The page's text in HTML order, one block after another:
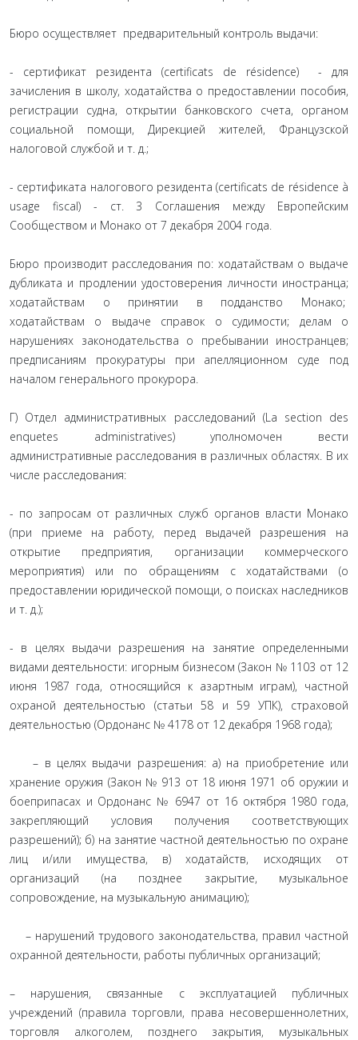
Бюро осуществляет предварительный контроль выдачи:
- сертификат резидента (certificats de résidence) - для
зачисления в школу, ходатайства о предоставлении пособия,
регистрации судна, открытии банковского счета, органом
социальной помощи, Дирекцией жителей, Французской
налоговой службой и т. д.;
- сертификата налогового резидента (certificats de résidence à
usage fiscal) - ст. 3 Соглашения между Европейским
Сообществом и Монако от 7 декабря 2004 года.
Бюро производит расследования по: ходатайствам о выдаче
дубликата и продлении удостоверения личности иностранца;
ходатайствам о принятии в подданство Монако;
ходатайствам о выдаче справок о судимости; делам о
нарушениях законодательства о пребывании иностранцев;
предписаниям прокуратуры при апелляционном суде под
началом генерального прокурора.
Г) Отдел административных расследований (La section des
enquetes administratives) уполномочен вести
административные расследования в различных областях. В их
числе расследования:
- по запросам от различных служб органов власти Монако
(при приеме на работу, перед выдачей разрешения на
открытие предприятия, организации коммерческого
мероприятия) или по обращениям с ходатайствами (о
предоставлении юридической помощи, о поисках наследников
и т. д.);
- в целях выдачи разрешения на занятие определенными
видами деятельности: игорным бизнесом (Закон № 1103 от 12
июня 1987 года, относящийся к азартным играм), частной
охраной деятельностью (статьи 58 и 59 УПК), страховой
деятельностью (Ордонанс № 4178 от 12 декабря 1968 года);
– в целях выдачи разрешения: а) на приобретение или
хранение оружия (Закон № 913 от 18 июня 1971 об оружии и
боеприпасах и Ордонанс № 6947 от 16 октября 1980 года,
закрепляющий условия получения соответствующих
разрешений); б) на занятие частной деятельностью по охране
лиц и/или имущества, в) ходатайств, исходящих от
организаций (на позднее закрытие, музыкальное
сопровождение, на музыкальную анимацию);
– нарушений трудового законодательства, правил частной
охранной деятельности, работы публичных организаций;
– нарушения, связанные с эксплуатацией публичных
учреждений (правила торговли, права несовершеннолетних,
торговля алкоголем, позднего закрытия, музыкальных